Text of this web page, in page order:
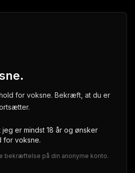
for voksne. Bekræft, at du er
er mindst 18 år og ønsker
for voksne.
bekræftelse på din anonyme konto.